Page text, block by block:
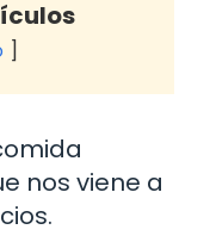
nos viene a